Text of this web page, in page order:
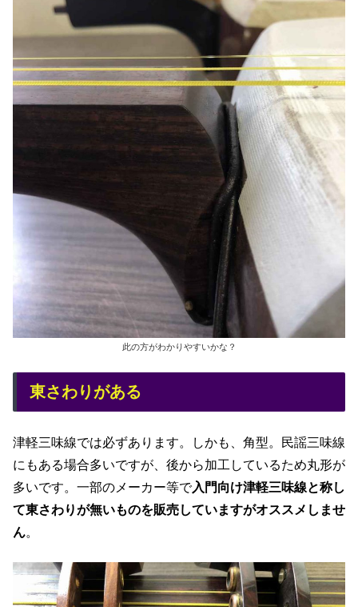
此の方がわかりやすいかな？
東さわりがある
津軽三味線では必ずあります。しかも、角型。民謡三味線
にもある場合多いですが、後から加工しているため丸形が
多いです。一部のメーカー等で入門向け津軽三味線と称し
て東さわりが無いものを販売していますがオススメしませ
ん。